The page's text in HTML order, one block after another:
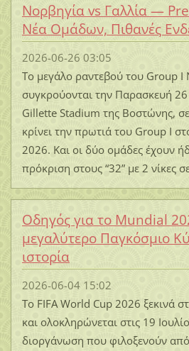
Νορβηγία vs Γαλλία —
Νέα Ομάδων, Πιθανές
2026-06-26 03:05
Το μεγάλο ραντεβού του Group I
συγκρούονται την Παρασκευή
Gillette Stadium της Βοστώνης,
κρίνει την πρωτιά του Group I
2026. Και οι δύο ομάδες έχουν
πρόκριση στους “32” με 2 νίκες
Οδηγός για το Mundial
μεγαλύτερο Παγκόσμιο
ιστορία
2026-06-04 15:02
Το FIFA World Cup 2026 ξεκινά
και ολοκληρώνεται στις 19
διοργάνωση που φιλοξενούν